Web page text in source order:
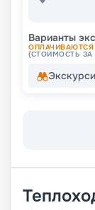
Варианты
ОПЛАЧИВАЮТСЯ
(СТОИМОСТЬ ЗА